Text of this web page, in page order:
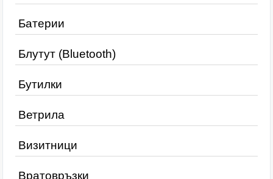
Батерии
Блутут (Bluetooth)
Бутилки
Ветрила
Визитници
Вратовръзки